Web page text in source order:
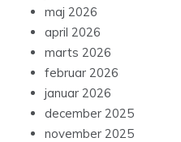
maj 2026
april 2026
marts 2026
februar 2026
januar 2026
december 2025
november 2025